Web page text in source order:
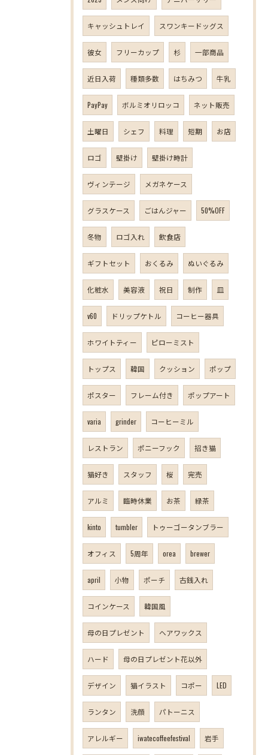
キャッシュトレイ スワンキードッグス
彼女 フリーカップ 杉 一部商品
近日入荷 種類多数 はちみつ 牛乳
PayPay ボルミオリロッコ ネット販売
土曜日 シェフ 料理 短期 お店
ロゴ 壁掛け 壁掛け時計
ヴィンテージ メガネケース
グラスケース ごはんジャー 50%OFF
冬物 ロゴ入れ 飲食店
ギフトセット おくるみ ぬいぐるみ
化粧水 美容液 祝日 制作 皿
v60 ドリップケトル コーヒー器具
ホワイトティー ピローミスト
トップス 韓国 クッション ポップ
ポスター フレーム付き ポップアート
varia grinder コーヒーミル
レストラン ポニーフック 招き猫
猫好き スタッフ 桜 完売
アルミ 臨時休業 お茶 緑茶
kinto tumbler トゥーゴータンブラー
オフィス 5周年 orea brewer
april 小物 ポーチ 古銭入れ
コインケース 韓国風
母の日プレゼント ヘアワックス
ハード 母の日プレゼント花以外
デザイン 猫イラスト コポー LED
ランタン 洗顔 パトーニス
アレルギー iwatecoffeefestival 岩手